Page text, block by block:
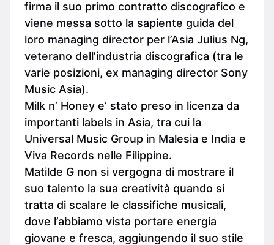
firma il suo primo contratto discografico e
viene messa sotto la sapiente guida del
loro managing director per l’Asia Julius Ng,
veterano dell’industria discografica (tra le
varie posizioni, ex managing director Sony
Music Asia).
Milk n’ Honey e’ stato preso in licenza da
importanti labels in Asia, tra cui la
Universal Music Group in Malesia e India e
Viva Records nelle Filippine.
Matilde G non si vergogna di mostrare il
suo talento la sua creatività quando si
tratta di scalare le classifiche musicali,
dove l’abbiamo vista portare energia
giovane e fresca, aggiungendo il suo stile